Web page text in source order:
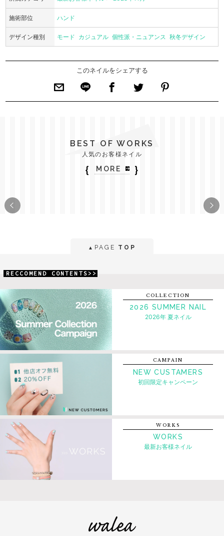
施術部位 ハンド
デザイン種別 モード カジュアル 個性派・ニュアンス 秋冬デザイン
このネイルをシェアする
BEST OF WORKS
人気のお客様ネイル
｛ MORE ｝
▲ PAGE TOP
RECCOMEND CONTENTS>>
COLLECTION
2026 SUMMER NAIL
2026年 夏ネイル
CAMPAIN
NEW CUSTAMERS
初回限定キャンペーン
WORKS
WORKS
最新お客様ネイル